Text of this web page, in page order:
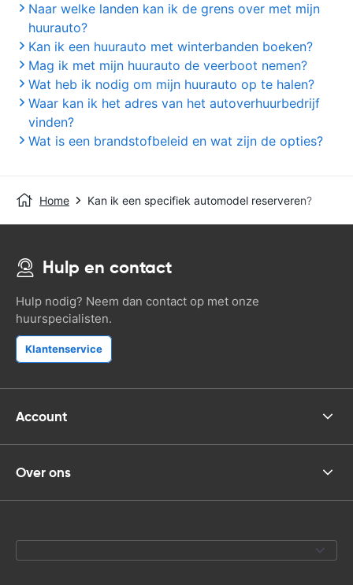
Naar welke landen kan ik de grens over met mijn
huurauto?
Kan ik een huurauto met winterbanden boeken?
Mag ik met mijn huurauto de veerboot nemen?
Wat heb ik nodig om mijn huurauto op te halen?
Waar kan ik het adres van het autoverhuurbedrijf
vinden?
Wat is een brandstofbeleid en wat zijn de opties?
Home Kan ik een specifiek automodel reserveren?
Hulp en contact
Hulp nodig? Neem dan contact op met onze
huurspecialisten.
Klantenservice
Account
Over ons